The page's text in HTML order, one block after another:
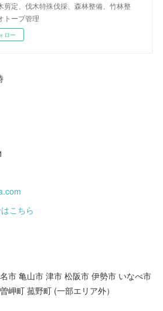
剪定、伐木特殊伐採、森林整備、竹林整
トープ管理
ロー
こちら
市 亀山市 津市 松阪市 伊勢市 いなべ市
岬町 菰野町 (一部エリア外）